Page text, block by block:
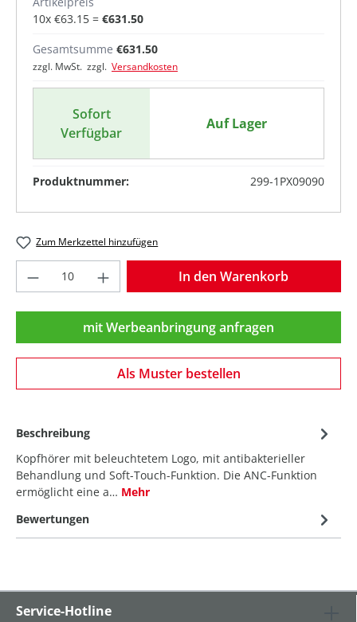
10x €63.15 = €631.50
Gesamtsumme €631.50
zzgl. MwSt. zzgl. Versandkosten
Sofort
Verfügbar
Auf Lager
Produktnummer: 299-1PX09090
Zum Merkzettel hinzufügen
Produkt Anzahl: Gib den gewünschten
In den Warenkorb
mit Werbeanbringung anfragen
Als Muster bestellen
Beschreibung
Kopfhörer mit beleuchtetem Logo, mit antibakterieller
Behandlung und Soft-Touch-Funktion. Die ANC-Funktion
ermöglicht eine a… Mehr
Bewertungen
Service-Hotline